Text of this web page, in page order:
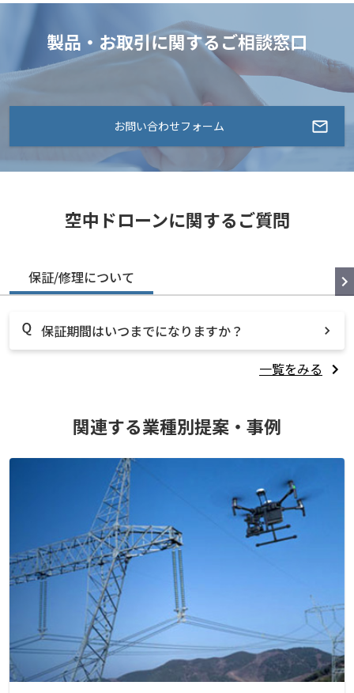
製品・お取引に関するご相談窓口
お問い合わせフォーム
空中ドローンに関するご質問
保証/修理について
保証期間はいつまでになりますか？
一覧をみる
関連する業種別提案・事例